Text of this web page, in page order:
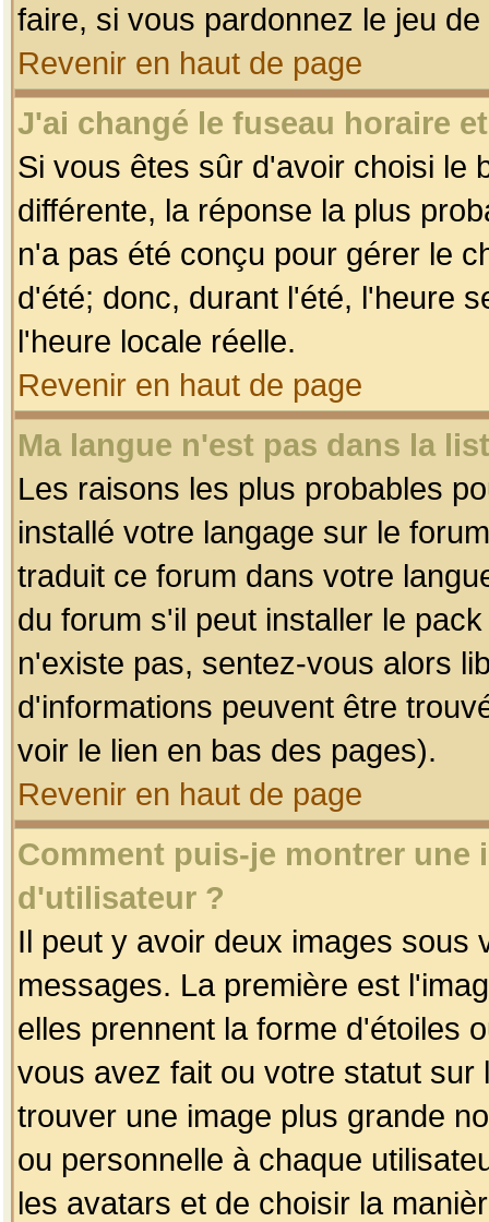
faire, si vous pardonnez le jeu
Revenir en haut de page
J'ai changé le fuseau horaire
Si vous êtes sûr d'avoir choisi le
différente, la réponse la plus
n'a pas été conçu pour gérer le
d'été; donc, durant l'été, l'heure
l'heure locale réelle.
Revenir en haut de page
Ma langue n'est pas dans la
Les raisons les plus probables
installé votre langage sur le
traduit ce forum dans votre
du forum s'il peut installer le
n'existe pas, sentez-vous alors
d'informations peuvent être
voir le lien en bas des pages).
Revenir en haut de page
Comment puis-je montrer une
d'utilisateur ?
Il peut y avoir deux images sous
messages. La première est
elles prennent la forme d'étoiles
vous avez fait ou votre statut
trouver une image plus grande
ou personnelle à chaque
les avatars et de choisir la